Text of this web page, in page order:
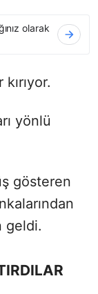
olarak
yönlü
gösteren
geldi.